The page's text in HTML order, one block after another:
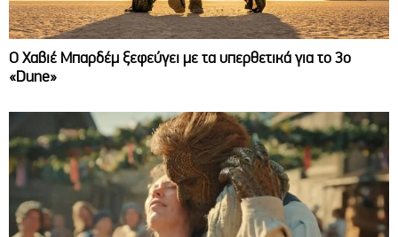
O Χαβιέ Μπαρδέμ ξεφεύγει με τα υπερθετικά για το 3ο
«Dune»